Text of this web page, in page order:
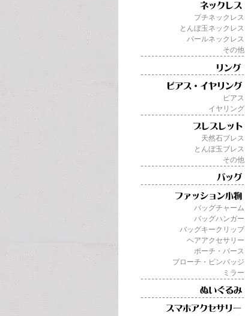
プチネックレス
とんぼ玉ネックレス
パールネックレス
その他
ピアス
イヤリング
天然石ブレス
とんぼ玉ブレス
その他
バッグチャーム
バッグハンガー
バッグキークリップ
ヘアアクセサリー
ポーチ・パース
ブローチ・ピンバッジ
ミラー